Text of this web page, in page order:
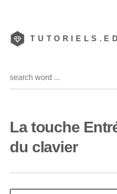
La touche
du clavier